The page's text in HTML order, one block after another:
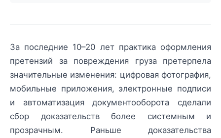
За последние 10–20 лет практика оформления
претензий за повреждения груза претерпела
значительные изменения: цифровая фотография,
мобильные приложения, электронные подписи
и автоматизация документооборота сделали
сбор доказательств более системным и
прозрачным. Раньше доказательства